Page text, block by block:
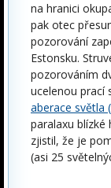
na hranici
pak otec
pozorování
Estonsku.
pozorováním
ucelenou prací
aberace světla
paralaxu blízké
zjistil, že je
(asi 25